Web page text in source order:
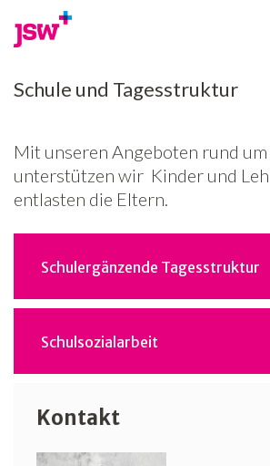
Angebote
Über uns
Spenden
Newsletter
Schule und Tagesstruktur
Mit unseren Angeboten rund um
unterstützen wir Kinder und
entlasten die Eltern.
Schulergänzende Tagesstruktur
Schulsozialarbeit
Kontakt